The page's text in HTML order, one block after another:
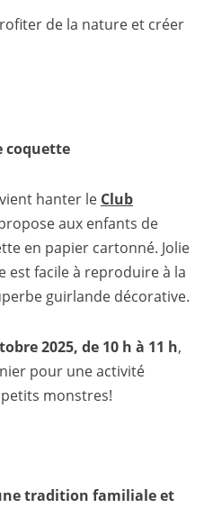
de la nature et créer
coquette
hanter le Club
aux enfants de
en papier cartonné. Jolie
est facile à reproduire à la
guirlande décorative.
2025, de 10 h à 11 h,
pour une activité
monstres!
tradition familiale et